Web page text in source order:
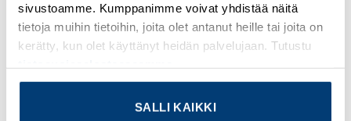
sivustoamme. Kumppanimme voivat yhdistää näitä
tietoja muihin tietoihin, joita olet antanut heille tai joita on
kerätty, kun olet käyttänyt heidän palvelujaan. Tutustu
SALLI KAIKKI
TUTUSTU MYÖS
Add to